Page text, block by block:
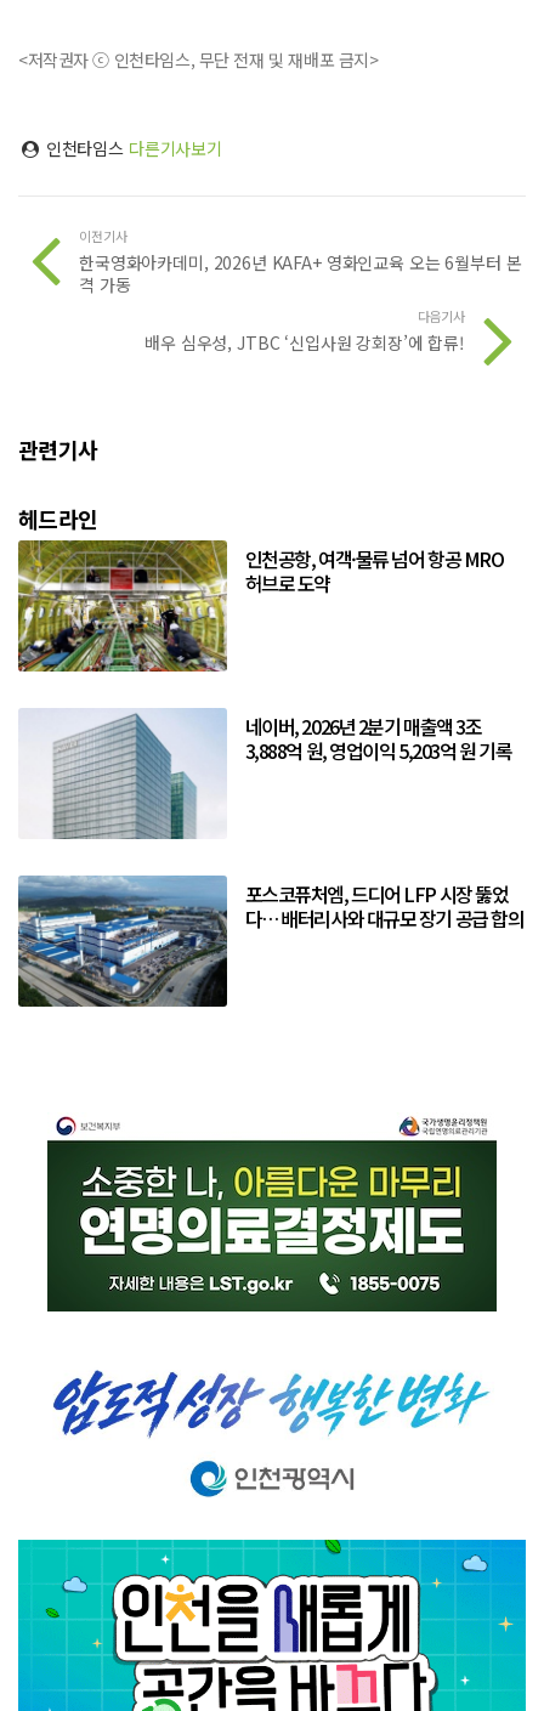
<저작권자 ⓒ 인천타임스, 무단 전재 및 재배포 금지>
인천타임스 다른기사보기
이전기사
한국영화아카데미, 2026년 KAFA+ 영화인교육 오는 6월부터 본
격 가동
다음기사
배우 심우성, JTBC ‘신입사원 강회장’에 합류!
관련기사
헤드라인
인천공항, 여객·물류 넘어 항공 MRO
허브로 도약
네이버, 2026년 2분기 매출액 3조
3,888억 원, 영업이익 5,203억 원 기록
포스코퓨처엠, 드디어 LFP 시장 뚫었
다… 배터리사와 대규모 장기 공급 합의